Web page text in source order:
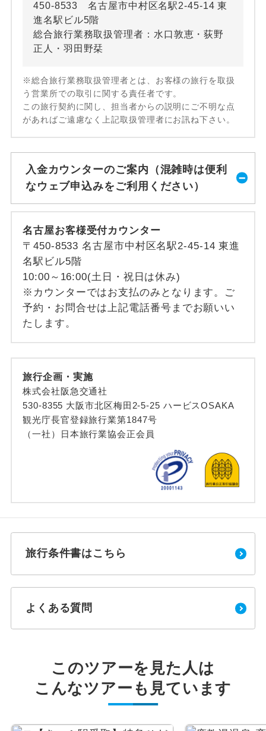
450-8533 名古屋市中村区名駅2-45-14 東
進名駅ビル5階
総合旅行業務取扱管理者：水口敦恵・荻野
正人・羽田野栞
※総合旅行業務取扱管理者とは、お客様の旅行を取扱
う営業所での取引に関する責任者です。
この旅行契約に関し、担当者からの説明にご不明な点
があればご遠慮なく上記取扱管理者にお訊ね下さい。
入金カウンターのご案内（混雑時は便利
なウェブ申込みをご利用ください）
名古屋お客様受付カウンター
〒450-8533 名古屋市中村区名駅2-45-14 東進
名駅ビル5階
10:00～16:00(土日・祝日は休み)
※カウンターではお支払のみとなります。ご
予約・お問合せは上記電話番号までお願いい
たします。
旅行企画・実施
株式会社阪急交通社
530-8355 大阪市北区梅田2-5-25 ハービスOSAKA
観光庁長官登録旅行業第1847号
（一社）日本旅行業協会正会員
旅行条件書はこちら
よくある質問
このツアーを見た人は
こんなツアーも見ています